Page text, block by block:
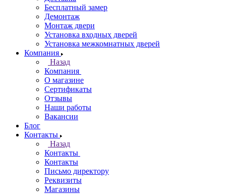
Бесплатный замер
Демонтаж
Монтаж двери
Установка входных дверей
Установка межкомнатных дверей
Компания
Назад
Компания
О магазине
Сертификаты
Отзывы
Наши работы
Вакансии
Блог
Контакты
Назад
Контакты
Контакты
Письмо директору
Реквизиты
Магазины